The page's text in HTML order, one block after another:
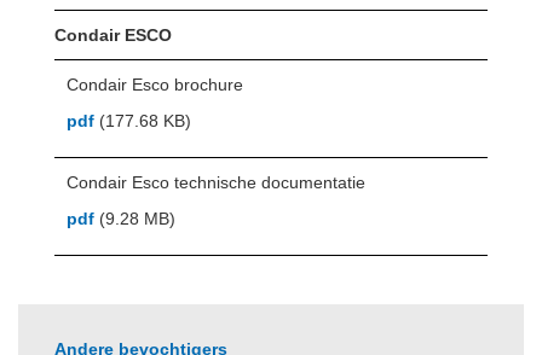
Condair ESCO
Condair Esco brochure
pdf (177.68 KB)
Condair Esco technische documentatie
pdf (9.28 MB)
Andere bevochtigers